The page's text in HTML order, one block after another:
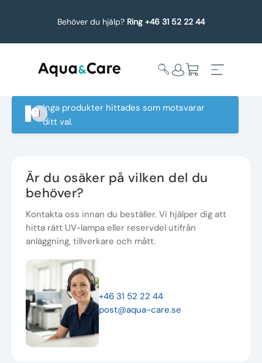
Behöver du hjälp? Ring +46 31 52 22 44
Köp reservdelar
Uppgradering
Underhållstips
Inga produkter hittades som motsvarar
ditt val.
Är du osäker på vilken del du
behöver?
Kontakta oss innan du beställer. Vi hjälper dig att
hitta rätt UV-lampa eller reservdel utifrån
anläggning, tillverkare och mått.
+46 31 52 22 44
post@aqua-care.se